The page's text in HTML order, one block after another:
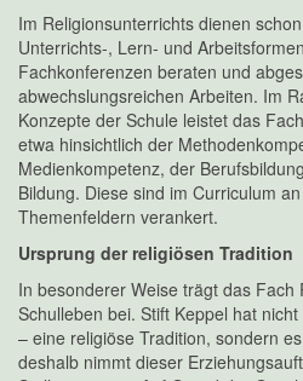
Im Religionsunterrichts dienen
Unterrichts-, Lern- und
Fachkonferenzen beraten und
abwechslungsreichen Arbeiten. Im
Konzepte der Schule leistet das
etwa hinsichtlich der
Medienkompetenz, der
Bildung. Diese sind im Curriculum
Themenfeldern verankert.
Ursprung der religiösen Tradition
In besonderer Weise trägt das Fach
Schulleben bei. Stift Keppel hat
– eine religiöse Tradition, sondern
deshalb nimmt dieser